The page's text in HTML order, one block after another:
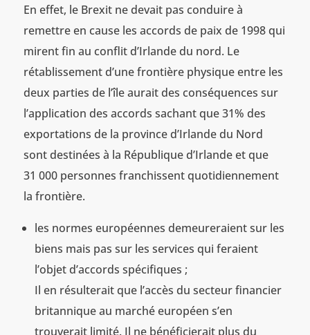
En effet, le Brexit ne devait pas conduire à
remettre en cause les accords de paix de 1998 qui
mirent fin au conflit d’Irlande du nord. Le
rétablissement d’une frontière physique entre les
deux parties de l’île aurait des conséquences sur
l’application des accords sachant que 31% des
exportations de la province d’Irlande du Nord
sont destinées à la République d’Irlande et que
31 000 personnes franchissent quotidiennement
la frontière.
les normes européennes demeureraient sur les
biens mais pas sur les services qui feraient
l’objet d’accords spécifiques ;
Il en résulterait que l’accès du secteur financier
britannique au marché européen s’en
trouverait limité. Il ne bénéficierait plus du